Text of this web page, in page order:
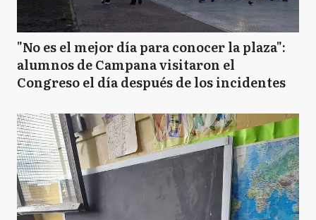
"No es el mejor día para conocer la plaza":
alumnos de Campana visitaron el
Congreso el día después de los incidentes